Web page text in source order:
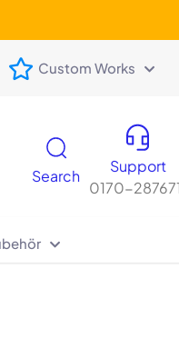
Custom Works
Search
Support
0170-